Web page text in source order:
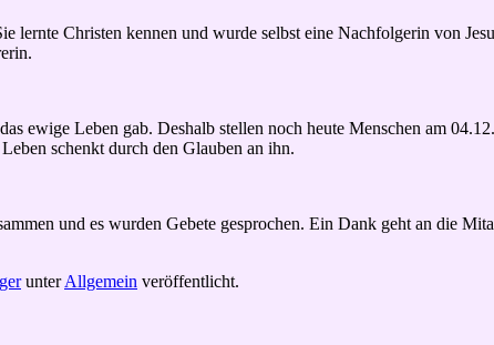
lernte Christen kennen und wurde selbst eine Nachfolgerin von
ewige Leben gab. Deshalb stellen noch heute Menschen am
schenkt durch den Glauben an ihn.
und es wurden Gebete gesprochen. Ein Dank geht an die
unterAllgemein veröffentlicht.